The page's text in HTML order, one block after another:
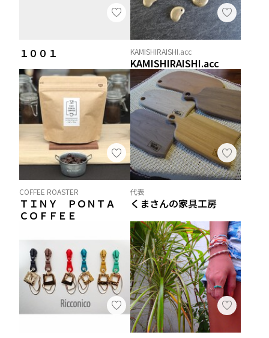
１００１ KAMISHIRAISHI.acc
KAMISHIRAISHI.acc
COFFEE ROASTER
ＴＩＮＹ ＰＯＮＴＡ
ＣＯＦＦＥＥ
代表
くまさんの家具工房